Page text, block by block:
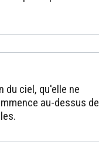
ciel, qu'elle ne
au-dessus de